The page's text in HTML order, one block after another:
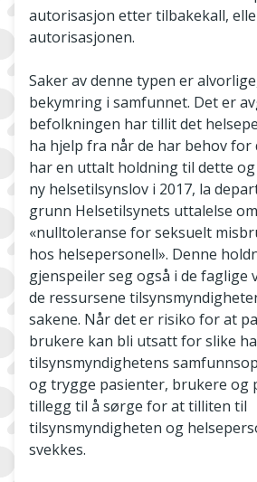
autorisasjon etter tilbakekall,
autorisasjonen.
Saker av denne typen er
bekymring i samfunnet. Det er
befolkningen har tillit det
ha hjelp fra når de har behov for
har en uttalt holdning til dette
ny helsetilsynslov i 2017, la
grunn Helsetilsynets uttalelse
«nulltoleranse for seksuelt
hos helsepersonell». Denne
gjenspeiler seg også i de faglige
de ressursene
sakene. Når det er risiko for at
brukere kan bli utsatt for slike
tilsynsmyndighetens
og trygge pasienter, brukere og
tillegg til å sørge for at tilliten til
tilsynsmyndigheten og
svekkes.